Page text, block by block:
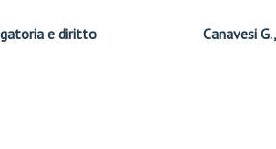
e diritto
Canavesi